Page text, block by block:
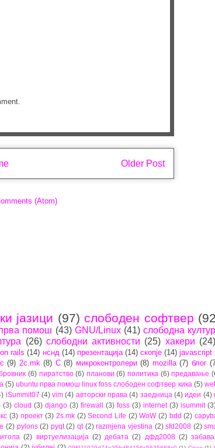
Older Post
(Atom)
јазици (97) слободен софтвер
помош (43) GNU/Linux (41) слободна
(26) слободни активности (25) хакери (24)
rails (14) нснд (14) презентација (14) скопје (14) javascript
(9) 2c.mk (8) C (8) микроконтролери (8) mozilla (7) блог
(6) пиратство (6) планови (6) политика (6) предавање
(5) ubuntu прва помош linux foss слободен софтвер кика (5)
iSummit07 (4) vim (4) авторски права (4) заедница (4) идеи (4)
(3) cloud (3) django (3) firewall (3) foss (3) internet (3) isummit
(3) проект (3) 2s.mk (2) Second Life (2) WoW (2) bdd (2)
(2) pylons (2) pyqt (2) qt (2) razmjena vjestina (2) sfd2008 (2)
(2) виртуелизација (2) дебата (2) дфд2008 (2) забава